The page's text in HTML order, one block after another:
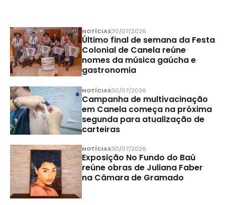
NOTÍCIAS30/07/2026
Último final de semana da Festa
Colonial de Canela reúne
nomes da música gaúcha e
gastronomia
NOTÍCIAS30/07/2026
Campanha de multivacinação
em Canela começa na próxima
segunda para atualização de
carteiras
NOTÍCIAS30/07/2026
Exposição No Fundo do Baú
reúne obras de Juliana Faber
na Câmara de Gramado